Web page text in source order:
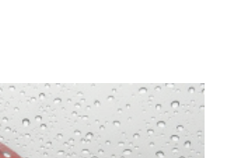
Thai en Complejo